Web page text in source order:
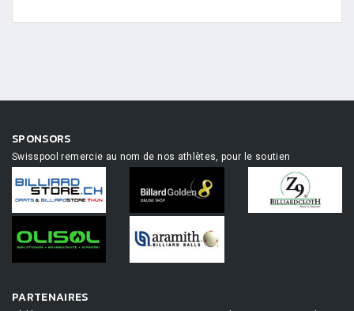
SPONSORS
Swisspool remercie au nom de nos athlètes, pour le soutien
PARTENAIRES